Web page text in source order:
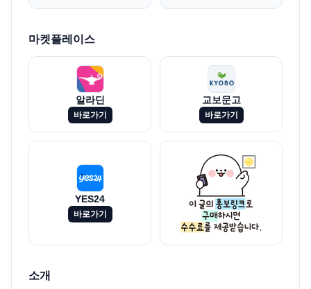
마켓플레이스
알라딘
바로가기
교보문고
바로가기
YES24
바로가기
소개